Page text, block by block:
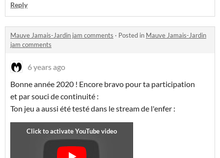
Reply
Mauve Jamais-Jardin jam comments · Posted in Mauve Jamais-Jardin
jam comments
6 years ago
Bonne année 2020 ! Encore bravo pour ta participation
et par souci de continuité :
Ton jeu a aussi été testé dans le stream de l'enfer :